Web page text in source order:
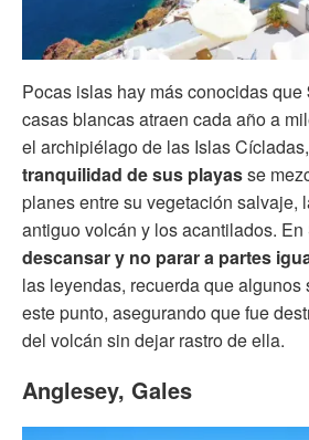
Pocas islas hay más conocidas que
casas blancas atraen cada año a
el archipiélago de las Islas
tranquilidad de sus playasse
planes entre su vegetación salvaje,
antiguo volcán y los acantilados. En
descansar y no parar a partes
las leyendas, recuerda que
este punto, asegurando que fue
del volcán sin dejar rastro de ella.
Anglesey, Gales